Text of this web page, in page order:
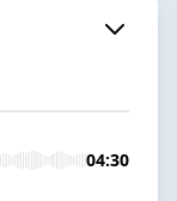
04:30